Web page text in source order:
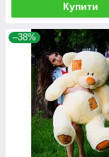
Купити
–38%